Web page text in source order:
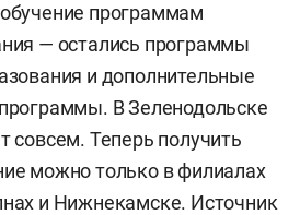
программам
— остались программы
и дополнительные
В Зеленодольске
совсем. Теперь получить
можно только в филиалах
и Нижнекамске. Источник